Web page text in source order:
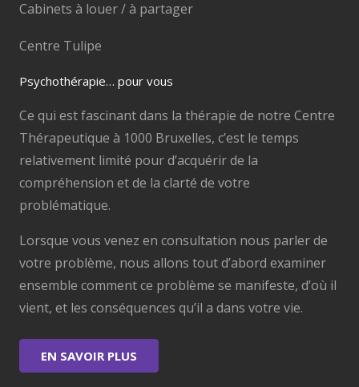
Cabinets à louer / à partager
Centre Tulipe
Psychothérapie… pour vous
Ce qui est fascinant dans la thérapie de notre Centre
Thérapeutique à 1000 Bruxelles, c’est le temps
relativement limité pour d’acquérir de la
compréhension et de la clarté de votre
problématique.
Lorsque vous venez en consultation nous parler de
votre problème, nous allons tout d’abord examiner
ensemble comment ce problème se manifeste, d’où il
vient, et les conséquences qu’il a dans votre vie.
EN SAVOIR PLUS